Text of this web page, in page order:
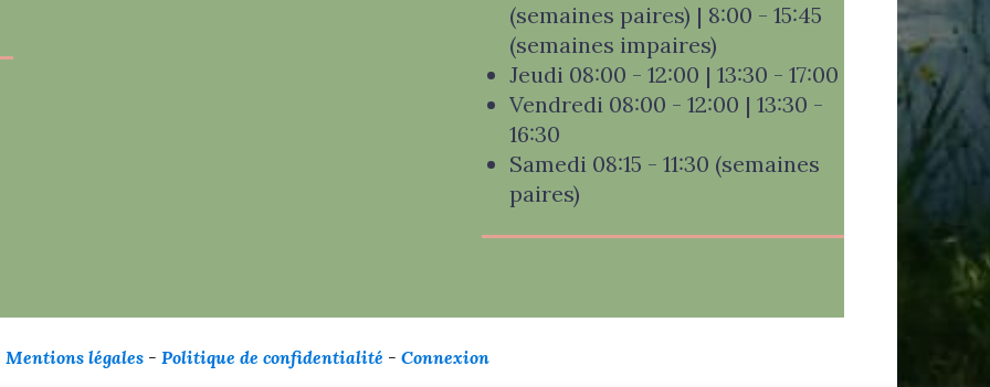
(semaines paires) | 8:00 - 15:45
(semaines impaires)
Jeudi 08:00 - 12:00 | 13:30 - 17:00
Vendredi 08:00 - 12:00 | 13:30 -
16:30
Samedi 08:15 - 11:30 (semaines
paires)
Mentions légales - Politique de confidentialité - Connexion